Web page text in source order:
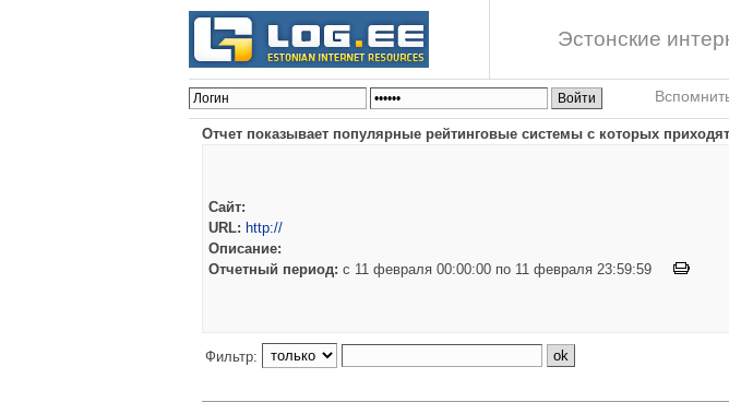
Эстонские
Отчет показывает популярные рейтинговые системы с которых приходят
Сайт:
URL: http://
Описание:
Отчетный период: c 11 февраля 00:00:00 по 11 февраля 23:59:59
Фильтр: